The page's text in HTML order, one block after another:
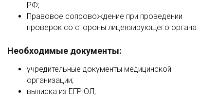
РФ;
Правовое сопровождение при проведении
проверок со стороны лицензирующего органа.
Необходимые документы:
учредительные документы медицинской
организации;
выписка из ЕГРЮЛ;